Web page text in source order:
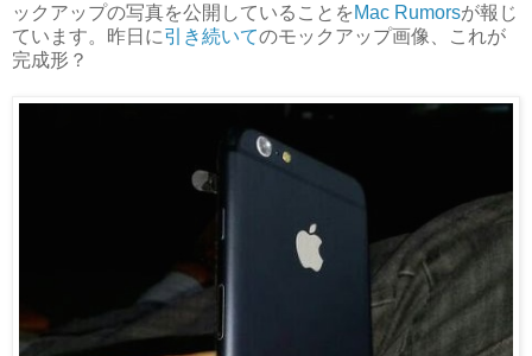
ックアップの写真を公開していることを Mac Rumorsが報じ
ています。昨日に引き続いてのモックアップ画像、これが
完成形？